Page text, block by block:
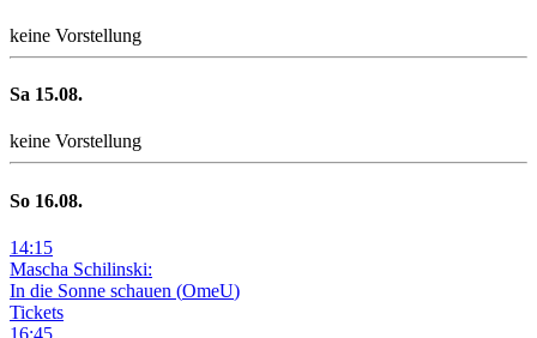
keine Vorstellung
Sa 15.08.
keine Vorstellung
So 16.08.
14:15
Mascha Schilinski:
In die Sonne schauen (OmeU)
Tickets
16:45